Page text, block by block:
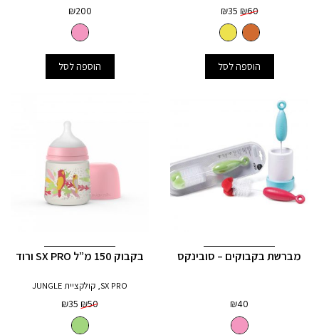
₪60
המחיר
המקורי
היה:
₪60.
₪35
הנוכחי
הוא:
₪35.
הוספה לסל
₪200
הוספה לסל
מברשת בקבוקים – סובינקס
₪40
בקבוק 150 מ”ל SX PRO ורוד
SX PRO, קולקציית JUNGLE
₪50
המחיר
המקורי
₪35